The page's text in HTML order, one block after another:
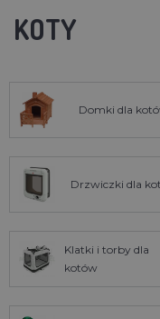
KOTY
Domki dla
Drzwiczki dla
Klatki i torby dla
kotów